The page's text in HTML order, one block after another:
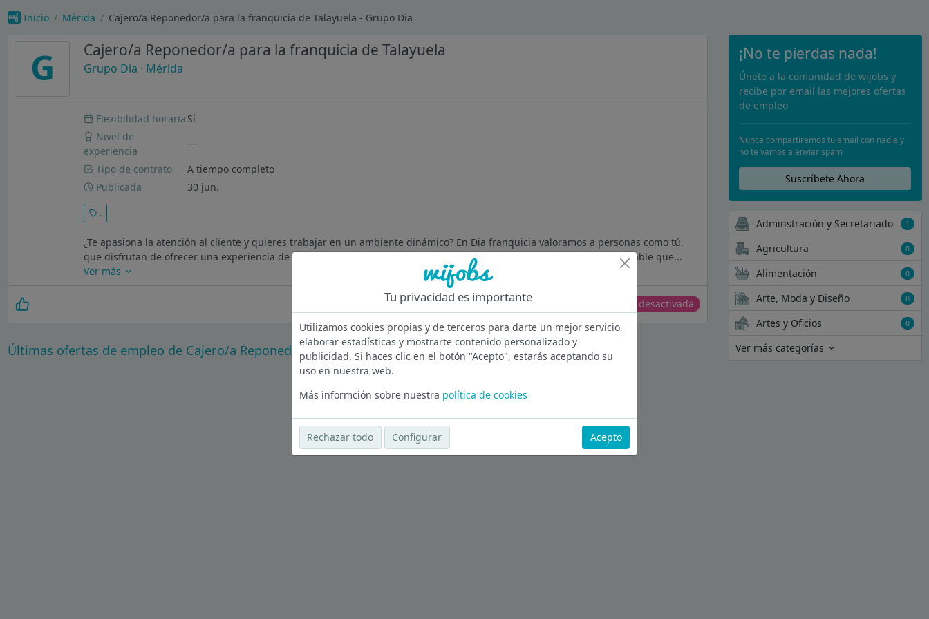
Inicio Mérida Cajero/a Reponedor/a para la franquicia de Talayuela - Grupo Dia
G Cajero/a Reponedor/a para la franquicia de Talayuela
Grupo Dia · Mérida
Flexibilidad horaria Sí
Nivel de
experiencia
---
Tipo de contrato
A tiempo completo
Publicada
30 jun.
.
¿Te apasiona la atención al cliente y quieres trabajar en un ambiente dinámico? En Dia franquicia valoramos a personas como tú,
que disfrutan de ofrecer una experiencia de compra excepcional. ¡Queremos conocerte! Tu Misión Será Ser la cara amable que...
Ver más
Oferta desactivada
Últimas ofertas de empleo de Cajero/a Reponedor/a en Badajoz
¡No te pierdas nada!
Únete a la comunidad de wijobs y
recibe por email las mejores ofertas
de empleo
Nunca compartiremos tu email con nadie y
no te vamos a enviar spam
Suscríbete Ahora
Adminstración y Secretariado 1
Agricultura 0
Alimentación 0
Arte, Moda y Diseño 0
Artes y Oficios 0
Ver más categorías
Tu privacidad es importante
Utilizamos cookies propias y de terceros para darte un mejor servicio,
elaborar estadísticas y mostrarte contenido personalizado y
publicidad. Si haces clic en el botón "Acepto", estarás aceptando su
uso en nuestra web.
Más informción sobre nuestra política de cookies
Rechazar todo Configurar Acepto